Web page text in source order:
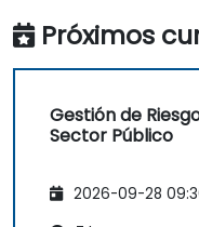
Próximos
Gestión de
Sector Público
2026-09-28